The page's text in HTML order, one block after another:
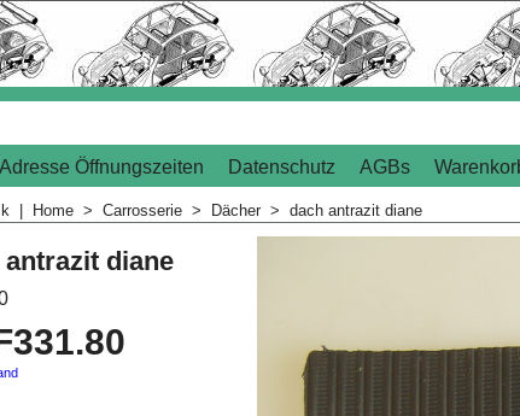
Adresse Öffnungszeiten Datenschutz AGBs
Home > Carrosserie > Dächer > dach antrazit diane
antrazit diane
331.80